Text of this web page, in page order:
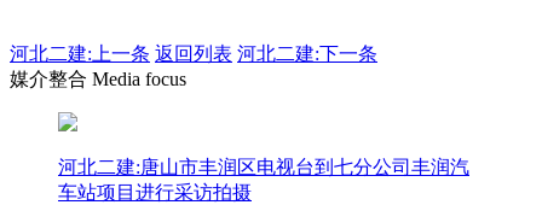
河北二建: 上一条 返回列表 河北二建:下一条
媒介整合 Media focus
河北二建:唐山市丰润区电视台到七分公司丰润汽
车站项目进行采访拍摄